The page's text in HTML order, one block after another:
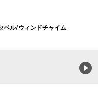
ベル/ウィンドチャイム